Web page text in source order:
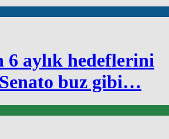
6 aylık hedeflerini
Senato buz gibi…